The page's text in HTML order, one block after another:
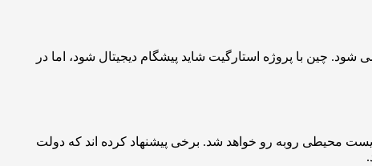
چین با پروژه استارگیت شاید پیشگام دیجیتال شود، اما در
محیطی روبه رو خواهد شد. برخی پیشنهاد کرده اند که دولت